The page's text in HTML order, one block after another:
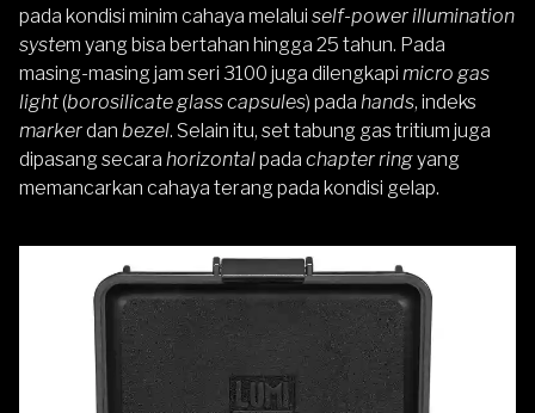
pada kondisi minim cahaya melalui self-power illumination
system yang bisa bertahan hingga 25 tahun. Pada
masing-masing jam seri 3100 juga dilengkapi micro gas
light(borosilicate glass capsules) pada hands, indeks
markerdan bezel. Selain itu, set tabung gas tritium juga
dipasang secara horizontalpada chapter ringyang
memancarkan cahaya terang pada kondisi gelap.